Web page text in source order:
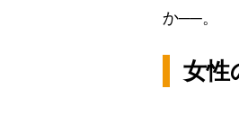
か──。
女性